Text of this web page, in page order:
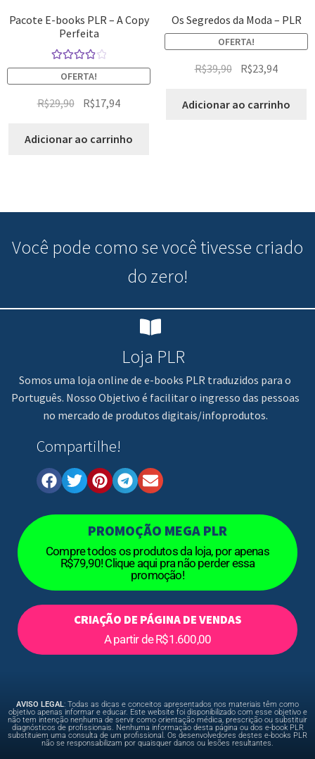
Pacote E-books PLR – A Copy
Perfeita
Avaliação
4.00de 5
OFERTA!
R$29,90 R$17,94
Adicionar ao carrinho
Os Segredos da Moda – PLR
OFERTA!
R$39,90 R$23,94
Adicionar ao carrinho
Você pode como se você tivesse criado
do zero!
Loja PLR
Somos uma loja online de e-books PLR traduzidos para o
Português. Nosso Objetivo é facilitar o ingresso das pessoas
no mercado de produtos digitais/infoprodutos.
Compartilhe!
PROMOÇÃO MEGA PLR
Compre todos os produtos da loja, por apenas
R$79,90! Clique aqui pra não perder essa
promoção!
CRIAÇÃO DE PÁGINA DE VENDAS
A partir de R$1.600,00
AVISO LEGAL: Todas as dicas e conceitos apresentados nos materiais têm como
objetivo apenas informar e educar. Este website foi disponibilizado com esse objetivo e
não tem intenção nenhuma de servir como orientação médica, prescrição ou substituir
diagnósticos de profissionais. Nenhuma informação desta página ou dos e-book PLR
substituiem uma consulta de um profissional. Os desenvolvedores destes e-books PLR
não se responsabilizam por quaisquer danos ou lesões resultantes.